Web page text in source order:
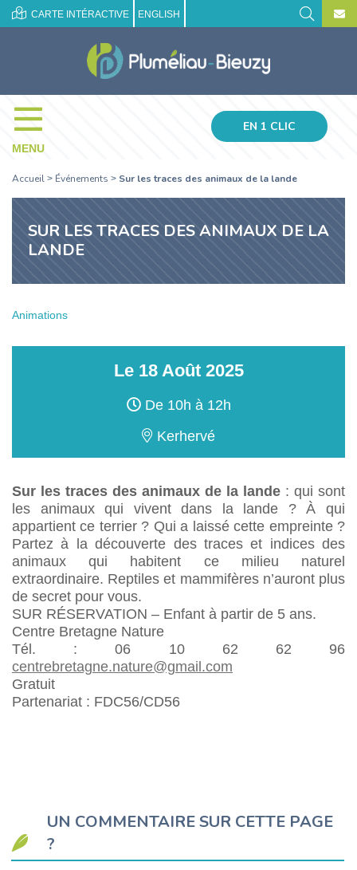
CARTE INTÉRACTIVE ENGLISH
MENU
EN 1 CLIC
Accueil > Événements > Sur les traces des animaux de la lande
SUR LES TRACES DES ANIMAUX DE LA
LANDE
Animations
Le 18 Août 2025
De 10h à 12h
Kerhervé
Sur les traces des animaux de la lande : qui sont
les animaux qui vivent dans la lande ? À qui
appartient ce terrier ? Qui a laissé cette empreinte ?
Partez à la découverte des traces et indices des
animaux qui habitent ce milieu naturel
extraordinaire. Reptiles et mammifères n’auront plus
de secret pour vous.
SUR RÉSERVATION – Enfant à partir de 5 ans.
Centre Bretagne Nature
Tél. : 06 10 62 62 96
centrebretagne.nature@gmail.com
Gratuit
Partenariat : FDC56/CD56
UN COMMENTAIRE SUR CETTE PAGE
?